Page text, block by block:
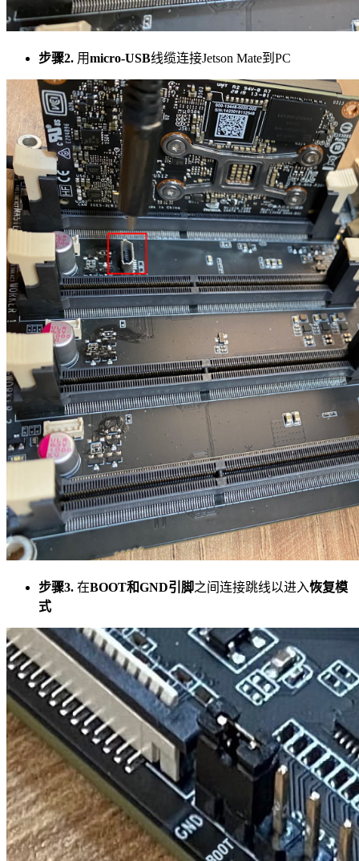
步骤2. 用micro-USB线缆连接Jetson Mate到PC
步骤3. 在BOOT和GND引脚之间连接跳线以进入恢复模
式